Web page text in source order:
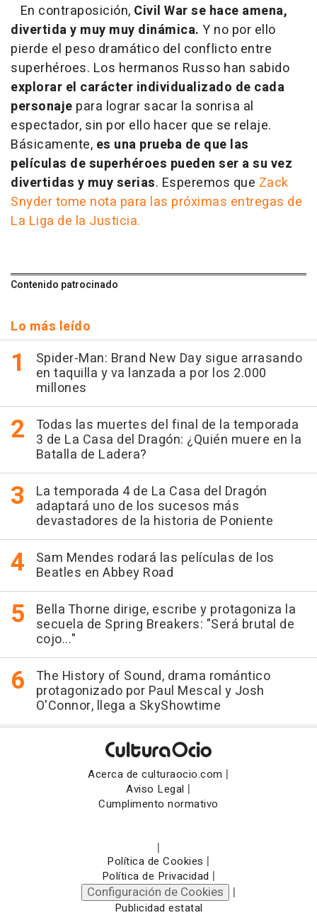
En contraposición, Civil War se hace amena,
divertida y muy muy dinámica. Y no por ello
pierde el peso dramático del conflicto entre
superhéroes. Los hermanos Russo han sabido
explorar el carácter individualizado de cada
personaje para lograr sacar la sonrisa al
espectador, sin por ello hacer que se relaje.
Básicamente, es una prueba de que las
películas de superhéroes pueden ser a su vez
divertidas y muy serias. Esperemos que Zack
Snyder tome nota para las próximas entregas de
La Liga de la Justicia.
Contenido patrocinado
Lo más leído
Spider-Man: Brand New Day sigue arrasando
en taquilla y va lanzada a por los 2.000
millones
Todas las muertes del final de la temporada
3 de La Casa del Dragón: ¿Quién muere en la
Batalla de Ladera?
La temporada 4 de La Casa del Dragón
adaptará uno de los sucesos más
devastadores de la historia de Poniente
Sam Mendes rodará las películas de los
Beatles en Abbey Road
Bella Thorne dirige, escribe y protagoniza la
secuela de Spring Breakers: "Será brutal de
cojo..."
The History of Sound, drama romántico
protagonizado por Paul Mescal y Josh
O'Connor, llega a SkyShowtime
Acerca de culturaocio.com |
Aviso Legal |
Cumplimento normativo
|
Política de Cookies |
Política de Privacidad |
Configuración de Cookies |
Publicidad estatal